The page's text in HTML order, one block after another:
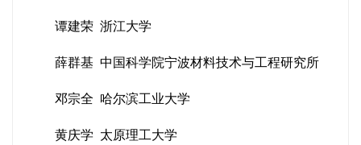
谭建荣 浙江大学
薛群基 中国科学院宁波材料技术与工程研究所
邓宗全 哈尔滨工业大学
黄庆学 太原理工大学